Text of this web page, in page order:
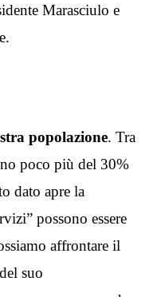
Marasciulo e
popolazione. Tra
poco più del 30%
dato apre la
possono essere
affrontare il
suo